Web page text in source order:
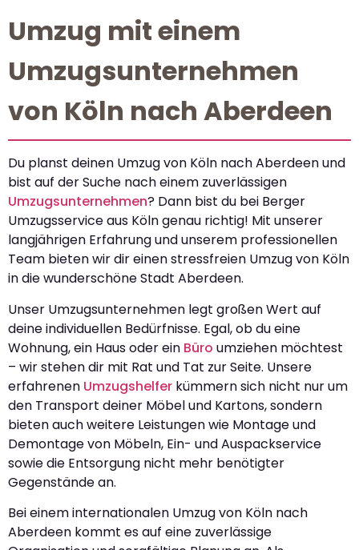
Umzug mit einem
Umzugsunternehmen
von Köln nach Aberdeen
Du planst deinen Umzug von Köln nach Aberdeen und
bist auf der Suche nach einem zuverlässigen
Umzugsunternehmen? Dann bist du bei Berger
Umzugsservice aus Köln genau richtig! Mit unserer
langjährigen Erfahrung und unserem professionellen
Team bieten wir dir einen stressfreien Umzug von Köln
in die wunderschöne Stadt Aberdeen.
Unser Umzugsunternehmen legt großen Wert auf
deine individuellen Bedürfnisse. Egal, ob du eine
Wohnung, ein Haus oder ein Büro umziehen möchtest
– wir stehen dir mit Rat und Tat zur Seite. Unsere
erfahrenen Umzugshelfer kümmern sich nicht nur um
den Transport deiner Möbel und Kartons, sondern
bieten auch weitere Leistungen wie Montage und
Demontage von Möbeln, Ein- und Auspackservice
sowie die Entsorgung nicht mehr benötigter
Gegenstände an.
Bei einem internationalen Umzug von Köln nach
Aberdeen kommt es auf eine zuverlässige